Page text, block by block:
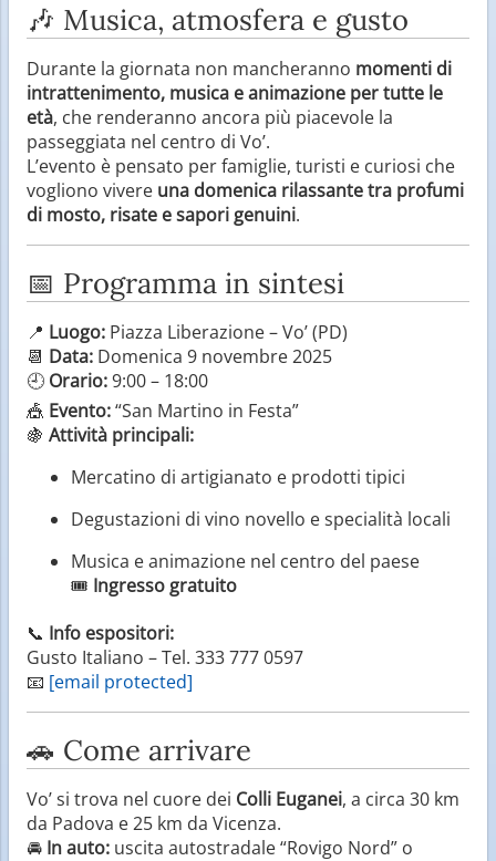
🎶 Musica, atmosfera e gusto
Durante la giornata non mancheranno momenti di
intrattenimento, musica e animazione per tutte le
età, che renderanno ancora più piacevole la
passeggiata nel centro di Vo’.
L’evento è pensato per famiglie, turisti e curiosi che
vogliono vivere una domenica rilassante tra profumi
di mosto, risate e sapori genuini.
📅 Programma in sintesi
📍 Luogo: Piazza Liberazione – Vo’ (PD)
📆 Data: Domenica 9 novembre 2025
🕘 Orario:9:00 – 18:00
🎪 Evento:“San Martino in Festa”
🍇 Attività principali:
Mercatino di artigianato e prodotti tipici
Degustazioni di vino novello e specialità locali
Musica e animazione nel centro del paese
🎟️ Ingresso gratuito
📞 Info espositori:
Gusto Italiano – Tel. 333 777 0597
📧 [email protected]
🚗 Come arrivare
Vo’ si trova nel cuore dei Colli Euganei, a circa 30 km
da Padova e 25 km da Vicenza.
🚘 In auto: uscita autostradale “Rovigo Nord” o